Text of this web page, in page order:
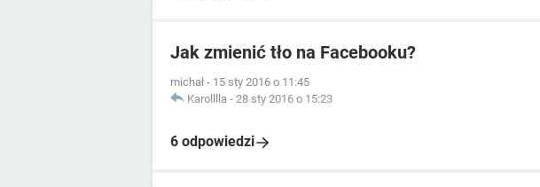
Jak zmienić tło na Facebooku?
michał - 15 sty 2016 o 11:45
Karolllla - 28 sty 2016 o 15:23
6 odpowiedzi